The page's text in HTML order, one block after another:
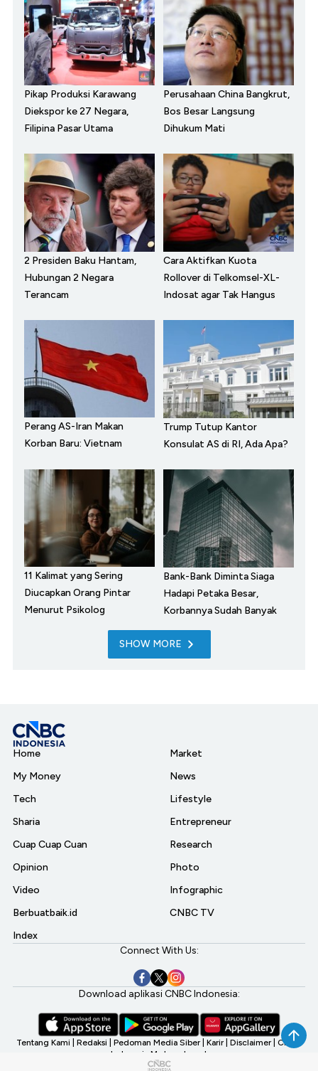
Pikap Produksi Karawang
Diekspor ke 27 Negara,
Filipina Pasar Utama
Perusahaan China Bangkrut,
Bos Besar Langsung
Dihukum Mati
2 Presiden Baku Hantam,
Hubungan 2 Negara
Terancam
Cara Aktifkan Kuota
Rollover di Telkomsel-XL-
Indosat agar Tak Hangus
Perang AS-Iran Makan
Korban Baru: Vietnam
Trump Tutup Kantor
Konsulat AS di RI, Ada Apa?
11 Kalimat yang Sering
Diucapkan Orang Pintar
Menurut Psikolog
Bank-Bank Diminta Siaga
Hadapi Petaka Besar,
Korbannya Sudah Banyak
SHOW MORE
Home
My Money
Tech
Sharia
Cuap Cuap Cuan
Opinion
Video
Berbuatbaik.id
Index
Market
News
Lifestyle
Entrepreneur
Research
Photo
Infographic
CNBC TV
Connect With Us:
Download aplikasi CNBC Indonesia:
Tentang Kami Redaksi Pedoman Media Siber Karir Disclaimer CNBC
Indonesia My Investment
©2026 CNBC Indonesia, A Transmedia Company